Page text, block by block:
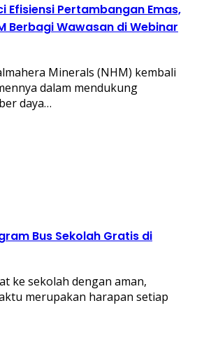
Efisiensi Pertambangan Emas,
Berbagi Wawasan di Webinar
Minerals (NHM) kembali
dalam mendukung
daya…
Bus Sekolah Gratis di
ke sekolah dengan aman,
merupakan harapan setiap